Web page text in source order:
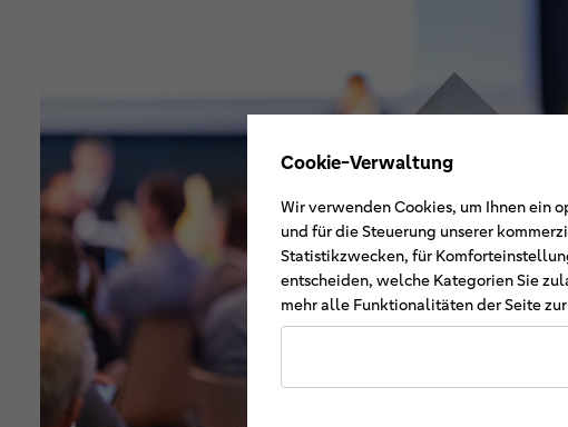
Cookie-Verwaltung
Wir verwenden Cookies, um Ihnen ein
und für die Steuerung unserer
Statistikzwecken, für
entscheiden, welche Kategorien Sie
mehr alle Funktionalitäten der Seite